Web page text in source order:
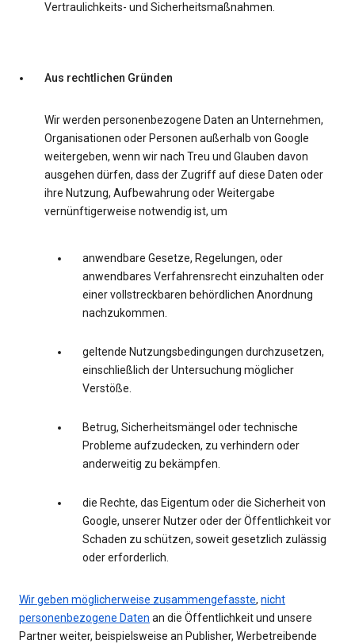
Vertraulichkeits- und Sicherheitsmaßnahmen.
Aus rechtlichen Gründen
Wir werden personenbezogene Daten an Unternehmen,
Organisationen oder Personen außerhalb von Google
weitergeben, wenn wir nach Treu und Glauben davon
ausgehen dürfen, dass der Zugriff auf diese Daten oder
ihre Nutzung, Aufbewahrung oder Weitergabe
vernünftigerweise notwendig ist, um
anwendbare Gesetze, Regelungen, oder
anwendbares Verfahrensrecht einzuhalten oder
einer vollstreckbaren behördlichen Anordnung
nachzukommen.
geltende Nutzungsbedingungen durchzusetzen,
einschließlich der Untersuchung möglicher
Verstöße.
Betrug, Sicherheitsmängel oder technische
Probleme aufzudecken, zu verhindern oder
anderweitig zu bekämpfen.
die Rechte, das Eigentum oder die Sicherheit von
Google, unserer Nutzer oder der Öffentlichkeit vor
Schaden zu schützen, soweit gesetzlich zulässig
oder erforderlich.
Wir geben möglicherweise zusammengefasste, nicht
personenbezogene Daten an die Öffentlichkeit und unsere
Partner weiter, beispielsweise an Publisher, Werbetreibende